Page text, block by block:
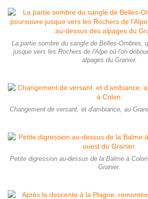
La partie sombre du sangle de Belles-Ombres,
jusque vers les Rochers de l'Alpe où l'on
alpages du Granier.
Changement de versant, et d'ambiance, au
Petite digression au-dessus de la Balme à
Granier.